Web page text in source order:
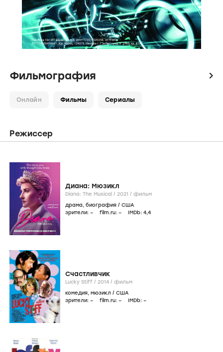
Фильмография icon
Онлайн Фильмы Сериалы
Режиссер
Диана: Мюзикл
Diana: The Musical / 2021 / фильм
драма, биография / США
зрители: – film.ru: – IMDb: 4,4
Счастливчик
Lucky Stiff / 2014 / фильм
комедия, мюзикл / США
зрители: – film.ru: – IMDb: –